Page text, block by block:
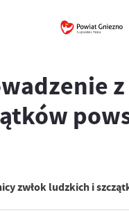
zwłok ludzkich i